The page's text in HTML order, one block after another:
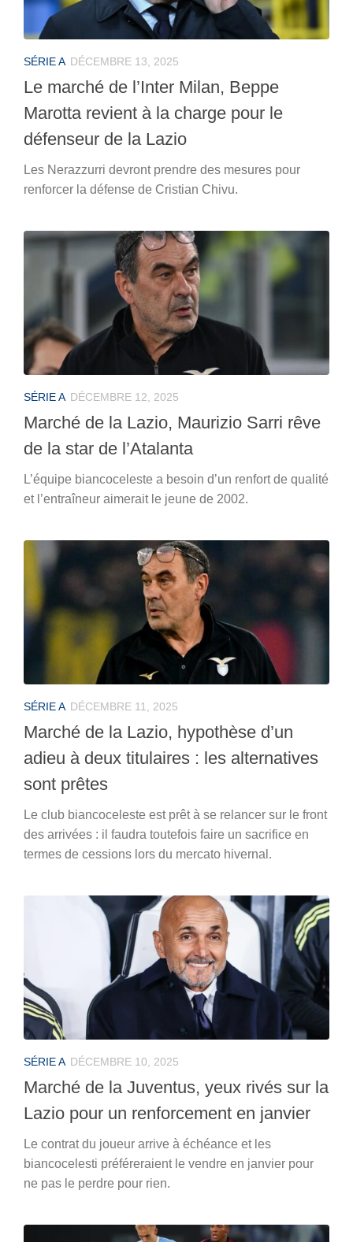
SÉRIE A DÉCEMBRE 13, 2025
Le marché de l’Inter Milan, Beppe
Marotta revient à la charge pour le
défenseur de la Lazio
Les Nerazzurri devront prendre des mesures pour
renforcer la défense de Cristian Chivu.
SÉRIE A DÉCEMBRE 12, 2025
Marché de la Lazio, Maurizio Sarri rêve
de la star de l’Atalanta
L’équipe biancoceleste a besoin d’un renfort de qualité
et l’entraîneur aimerait le jeune de 2002.
SÉRIE A DÉCEMBRE 11, 2025
Marché de la Lazio, hypothèse d’un
adieu à deux titulaires : les alternatives
sont prêtes
Le club biancoceleste est prêt à se relancer sur le front
des arrivées : il faudra toutefois faire un sacrifice en
termes de cessions lors du mercato hivernal.
SÉRIE A DÉCEMBRE 10, 2025
Marché de la Juventus, yeux rivés sur la
Lazio pour un renforcement en janvier
Le contrat du joueur arrive à échéance et les
biancocelesti préféreraient le vendre en janvier pour
ne pas le perdre pour rien.